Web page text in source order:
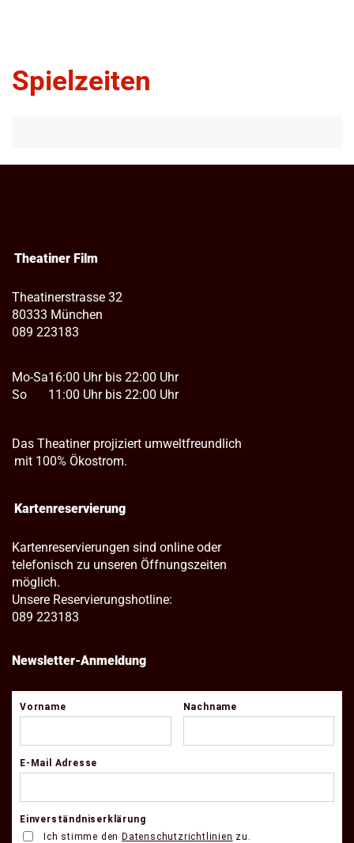
Spielzeiten
Theatiner Film
Theatinerstrasse 32
80333 München
089 223183
Mo-Sa
So
16:00 Uhr bis 22:00 Uhr
11:00 Uhr bis 22:00 Uhr
Das Theatiner projiziert umweltfreundlich
mit 100% Ökostrom.
Kartenreservierung
Kartenreservierungen sind online oder
telefonisch zu unseren Öffnungszeiten
möglich.
Unsere Reservierungshotline:
089 223183
Newsletter-Anmeldung